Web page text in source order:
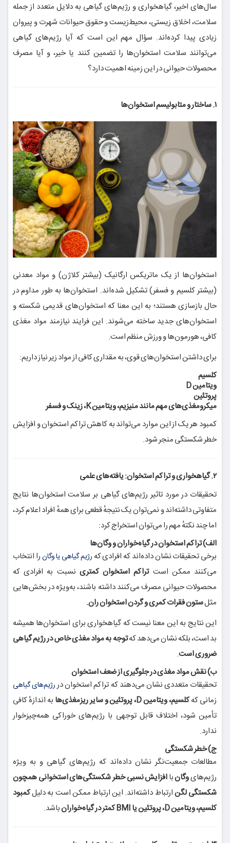
سال‌های اخیر، گیاهخواری و رژیم‌های گیاهی به دلایل متعدد از جمله
سلامت، اخلاق زیستی، محیط‌زیست و حقوق حیوانات شهرت و پیروان
زیادی پیدا کرده‌اند. سؤال مهم این است که آیا رژیم‌های گیاهی
می‌توانند سلامت استخوان‌ها را تضمین کنند یا خیر، و آیا مصرف
محصولات حیوانی در این زمینه اهمیت دارد؟
۱. ساختار و متابولیسم استخوان‌ها
استخوان‌ها از یک ماتریکس ارگانیک (بیشتر کلاژن) و مواد معدنی
(بیشتر کلسیم و فسفر) تشکیل شده‌اند. استخوان‌ها به طور مداوم در
حال بازسازی هستند؛ به این معنا که استخوان‌های قدیمی شکسته و
استخوان‌های جدید ساخته می‌شوند. این فرایند نیازمند مواد مغذی
کافی، هورمون‌ها و ورزش منظم است.
برای داشتن استخوان‌های قوی، به مقداری کافی از مواد زیر نیاز داریم:
کلسیم
ویتامین D
پروتئین
میکرومغذی‌های مهم مانند منیزیم، ویتامین K، زینک و فسفر
کمبود هر یک از این موارد می‌تواند به کاهش تراکم استخوان و افزایش
خطر شکستگی منجر شود.
۲. گیاهخواری و تراکم استخوان: یافته‌های علمی
تحقیقات در مورد تاثیر رژیم‌های گیاهی بر سلامت استخوان‌ها نتایج
متفاوتی داشته‌اند و نمی‌توان یک نتیجهٔ قطعی برای همهٔ افراد اعلام کرد،
اما چند نکتهٔ مهم را می‌توان استخراج کرد:
الف) تراکم استخوان در گیاه‌خواران و وگان‌ها
برخی تحقیقات نشان داده‌اند که افرادی که رژیم گیاهی یا وگانرا انتخاب
می‌کنند ممکن استتراکم استخوان کمتری نسبت به افرادی که
محصولات حیوانی مصرف می‌کنند داشته باشند، به‌ویژه در بخش‌هایی
مثلستون فقرات کمری و گردن استخوان ران.
این نتایج به این معنا نیست که گیاهخواری برای استخوان‌ها همیشه
بد است، بلکه نشان می‌دهد کهتوجه به مواد مغذی خاص در رژیم گیاهی
ضروری است.
ب) نقش مواد مغذی در جلوگیری از ضعف استخوان
تحقیقات متعددی نشان می‌دهند که تراکم استخوان دررژیم‌های گیاهی
زمانی کهکلسیم، ویتامین D، پروتئین و سایر ریزمغذی‌ها
به اندازهٔ کافی
تأمین شود، اختلاف قابل توجهی با رژیم‌های خوراکی همه‌چیزخوار
ندارد.
ج) خطر شکستگی
مطالعات جمعیت‌نگر نشان داده‌اند که رژیم‌های گیاهی و به ویژه
رژیم‌هایوگانباافزایش نسبی خطر شکستگی‌های استخوانی همچون
شکستگی لگنارتباط داشته‌اند. این ارتباط ممکن است به دلیلکمبود
کلسیم، ویتامین D، پروتئین یا BMI کمتر در گیاه‌خواران
باشد.